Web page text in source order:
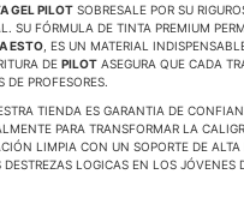
GEL PILOT SOBRESALE POR SU
FÓRMULA DE TINTA PREMIUM
ESTO , ES UN MATERIAL
DE PILOT ASEGURA QUE CADA
PROFESORES.
TIENDA ES GARANTIA DE
PARA TRANSFORMAR LA
LIMPIA CON UN SOPORTE DE
LOGICAS EN LOS